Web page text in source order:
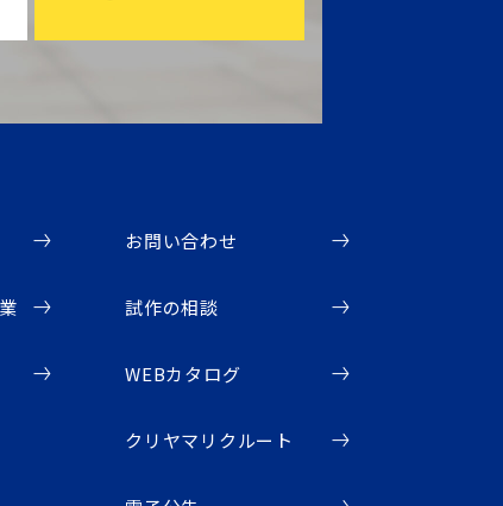
お問い合わせ
試作の相談
WEBカタログ
クリヤマリクルート